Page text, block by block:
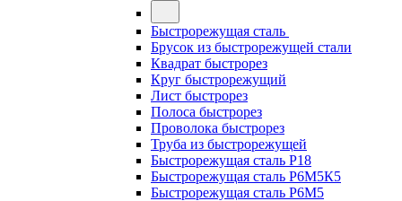
Быстрорежущая сталь
Брусок из быстрорежущей стали
Квадрат быстрорез
Круг быстрорежущий
Лист быстрорез
Полоса быстрорез
Проволока быстрорез
Труба из быстрорежущей
Быстрорежущая сталь Р18
Быстрорежущая сталь Р6М5К5
Быстрорежущая сталь Р6М5